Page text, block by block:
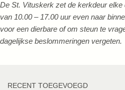
De St. Vituskerk zet de kerkdeur
van 10.00 – 17.00 uur even naar
voor een dierbare of om steun te
dagelijkse beslommeringen vergeten.
RECENT TOEGEVOEGD